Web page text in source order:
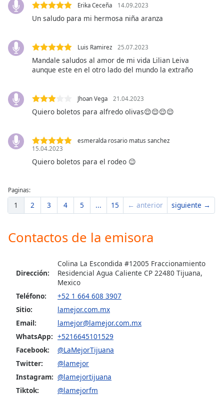
Font
Reset
End
window.
Erika Ceceña 14.09.2023
Un saludo para mi hermosa niña aranza
Luis Ramirez 25.07.2023
Mandale saludos al amor de mi vida Lilian Leiva
aunque este en el otro lado del mundo la extraño
Jhoan Vega 21.04.2023
Quiero boletos para alfredo olivas😌😌😌😌
esmeralda rosario matus sanchez
15.04.2023
Quiero boletos para el rodeo 😉
Paginas:
1 2 3 4 5 ... 15 ← anterior siguiente →
Contactos de la emisora
Dirección:
Colina La Escondida #12005 Fraccionamiento
Residencial Agua Caliente CP 22480 Tijuana,
Mexico
Teléfono:
+52 1 664 608 3907
Sitio:
lamejor.com.mx
Email:
lamejor@lamejor.com.mx
WhatsApp: +5216645101529
Facebook:
@LaMejorTijuana
Twitter:
@lamejor
Instagram: @lamejortijuana
Tiktok:
@lamejorfm